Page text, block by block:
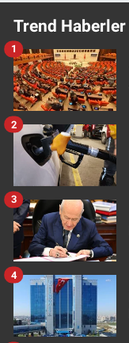
Trend Haberler
1
2
3
4